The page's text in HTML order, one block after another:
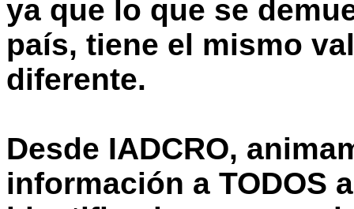
ya que lo que se
país, tiene el mismo
diferente.
Desde IADCRO,
información a TODOS